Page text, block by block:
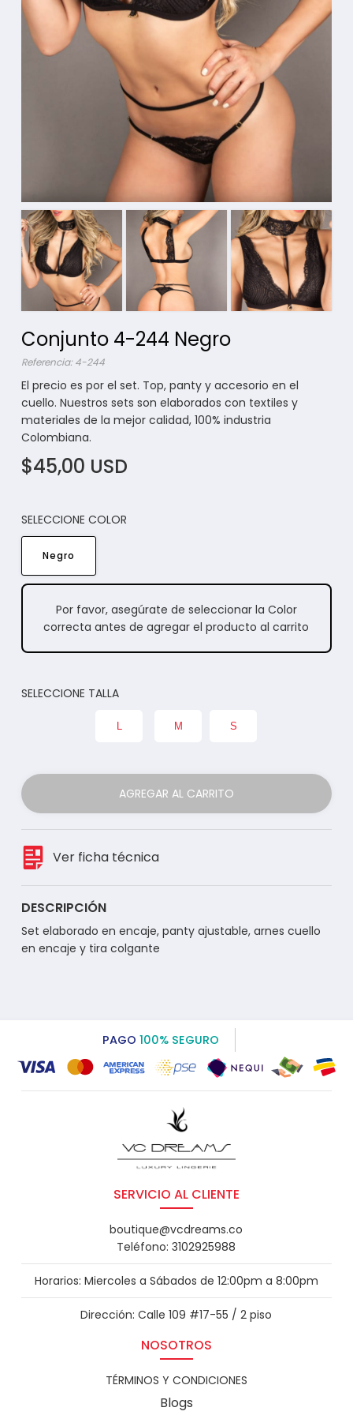
Conjunto 4-244 Negro
Referencia: 4-244
El precio es por el set. Top, panty y accesorio en el
cuello. Nuestros sets son elaborados con textiles y
materiales de la mejor calidad, 100% industria
Colombiana.
$45,00 USD
SELECCIONE COLOR
Negro
Por favor, asegúrate de seleccionar la Color
correcta antes de agregar el producto al carrito
SELECCIONE TALLA
L M S
AGREGAR AL CARRITO
Ver ficha técnica
DESCRIPCIÓN
Set elaborado en encaje, panty ajustable, arnes cuello
en encaje y tira colgante
PAGO 100% SEGURO
SERVICIO AL CLIENTE
boutique@vcdreams.co
Teléfono: 3102925988
Horarios: Miercoles a Sábados de 12:00pm a 8:00pm
Dirección: Calle 109 #17-55 / 2 piso
NOSOTROS
TÉRMINOS Y CONDICIONES
Blogs